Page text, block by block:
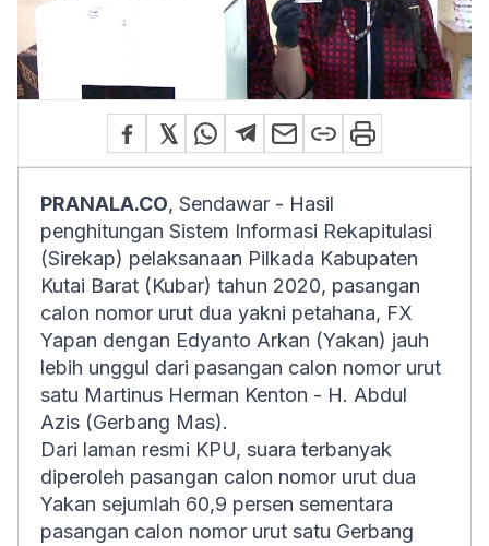
PRANALA.CO, Sendawar - Hasil
penghitungan Sistem Informasi Rekapitulasi
(Sirekap) pelaksanaan Pilkada Kabupaten
Kutai Barat (Kubar) tahun 2020, pasangan
calon nomor urut dua yakni petahana, FX
Yapan dengan Edyanto Arkan (Yakan) jauh
lebih unggul dari pasangan calon nomor urut
satu Martinus Herman Kenton - H. Abdul
Azis (Gerbang Mas).
Dari laman resmi KPU, suara terbanyak
diperoleh pasangan calon nomor urut dua
Yakan sejumlah 60,9 persen sementara
pasangan calon nomor urut satu Gerbang